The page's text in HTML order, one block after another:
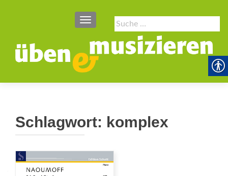
Suche
nach:
SCHALTE NAVIGATION
Schlagwort: komplex